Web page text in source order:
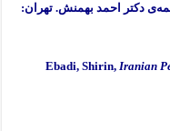
دکتر احمد بهمنش. تهران:
Ebadi, Shirin, Iranian